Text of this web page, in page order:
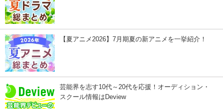
【夏アニメ2026】7月期夏の新アニメを一挙紹介！
芸能界を志す10代～20代を応援！オーディション・
スクール情報はDeview